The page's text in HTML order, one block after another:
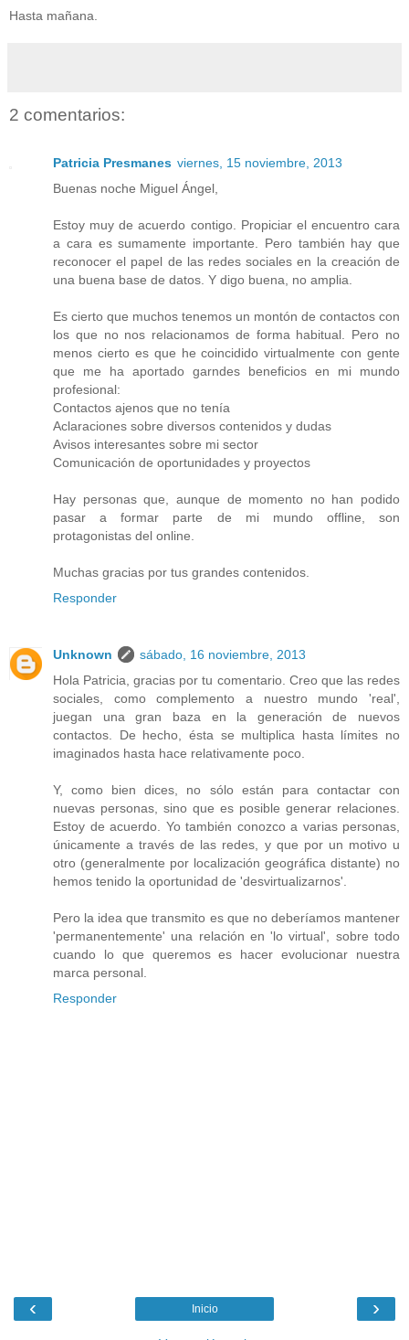
Hasta mañana.
2 comentarios:
Patricia Presmanes viernes, 15 noviembre, 2013
Buenas noche Miguel Ángel,
Estoy muy de acuerdo contigo. Propiciar el encuentro cara
a cara es sumamente importante. Pero también hay que
reconocer el papel de las redes sociales en la creación de
una buena base de datos. Y digo buena, no amplia.
Es cierto que muchos tenemos un montón de contactos con
los que no nos relacionamos de forma habitual. Pero no
menos cierto es que he coincidido virtualmente con gente
que me ha aportado garndes beneficios en mi mundo
profesional:
Contactos ajenos que no tenía
Aclaraciones sobre diversos contenidos y dudas
Avisos interesantes sobre mi sector
Comunicación de oportunidades y proyectos
Hay personas que, aunque de momento no han podido
pasar a formar parte de mi mundo offline, son
protagonistas del online.
Muchas gracias por tus grandes contenidos.
Responder
Unknown
sábado, 16 noviembre, 2013
Hola Patricia, gracias por tu comentario. Creo que las redes
sociales, como complemento a nuestro mundo 'real',
juegan una gran baza en la generación de nuevos
contactos. De hecho, ésta se multiplica hasta límites no
imaginados hasta hace relativamente poco.
Y, como bien dices, no sólo están para contactar con
nuevas personas, sino que es posible generar relaciones.
Estoy de acuerdo. Yo también conozco a varias personas,
únicamente a través de las redes, y que por un motivo u
otro (generalmente por localización geográfica distante) no
hemos tenido la oportunidad de 'desvirtualizarnos'.
Pero la idea que transmito es que no deberíamos mantener
'permanentemente' una relación en 'lo virtual', sobre todo
cuando lo que queremos es hacer evolucionar nuestra
marca personal.
Responder
‹ ›
Inicio